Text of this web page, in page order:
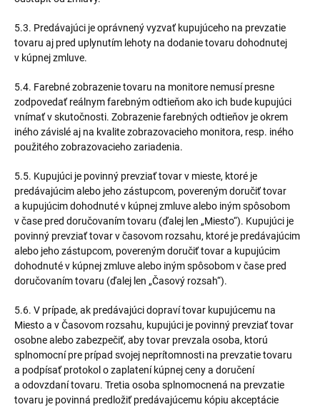
5.3. Predávajúci je oprávnený vyzvať kupujúceho na prevzatie
tovaru aj pred uplynutím lehoty na dodanie tovaru dohodnutej
v kúpnej zmluve.
5.4. Farebné zobrazenie tovaru na monitore nemusí presne
zodpovedať reálnym farebným odtieňom ako ich bude kupujúci
vnímať v skutočnosti. Zobrazenie farebných odtieňov je okrem
iného závislé aj na kvalite zobrazovacieho monitora, resp. iného
použitého zobrazovacieho zariadenia.
5.5. Kupujúci je povinný prevziať tovar v mieste, ktoré je
predávajúcim alebo jeho zástupcom, povereným doručiť tovar
a kupujúcim dohodnuté v kúpnej zmluve alebo iným spôsobom
v čase pred doručovaním tovaru (ďalej len „Miesto“). Kupujúci je
povinný prevziať tovar v časovom rozsahu, ktoré je predávajúcim
alebo jeho zástupcom, povereným doručiť tovar a kupujúcim
dohodnuté v kúpnej zmluve alebo iným spôsobom v čase pred
doručovaním tovaru (ďalej len „Časový rozsah“).
5.6. V prípade, ak predávajúci dopraví tovar kupujúcemu na
Miesto a v Časovom rozsahu, kupujúci je povinný prevziať tovar
osobne alebo zabezpečiť, aby tovar prevzala osoba, ktorú
splnomocní pre prípad svojej neprítomnosti na prevzatie tovaru
a podpísať protokol o zaplatení kúpnej ceny a doručení
a odovzdaní tovaru. Tretia osoba splnomocnená na prevzatie
tovaru je povinná predložiť predávajúcemu kópiu akceptácie